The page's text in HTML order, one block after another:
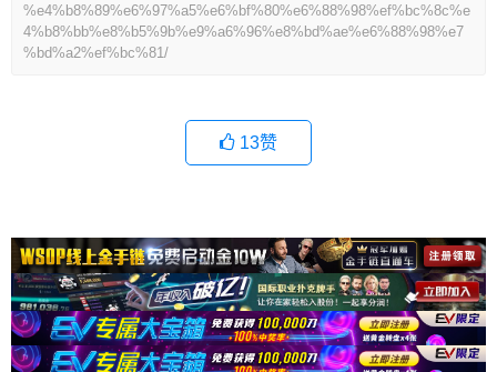
%e4%b8%89%e6%97%a5%e6%bf%80%e6%88%98%ef%bc%8c%e
4%b8%bb%e8%b5%9b%e9%a6%96%e8%bd%ae%e6%88%98%e7
%bd%a2%ef%bc%81/
13赞